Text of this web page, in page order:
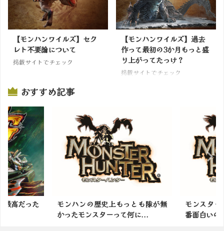
【モンハンワイルズ】セク
レト不要論について
掲載サイトでチェック
【モンハンワイルズ】過去
作って最初の3か月もっと盛
り上がってたっけ？
掲載サイトでチェック
おすすめ記事
最高だった
モンハンの歴史上もっとも隙が無
かったモンスターって何に...
モンスタ
番面白いの